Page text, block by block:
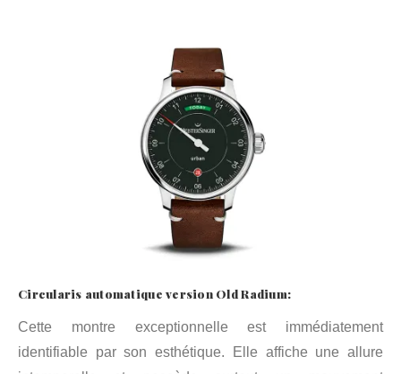
Circularis automatique version Old Radium:
Cette montre exceptionnelle est immédiatement
identifiable par son esthétique. Elle affiche une allure